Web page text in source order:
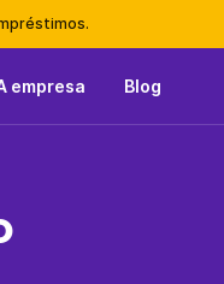
empresa Blog